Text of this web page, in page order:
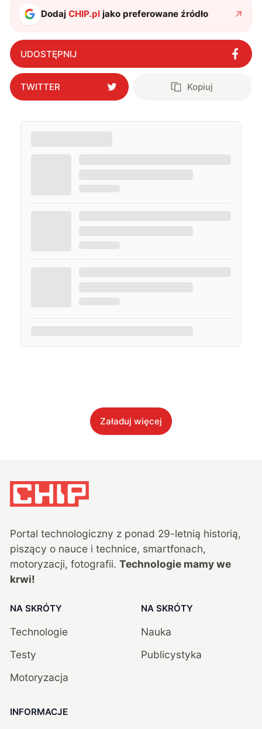
DodajCHIP.pl jako preferowane źródło
UDOSTĘPNIJ
TWITTER Kopiuj
Załaduj więcej
Portal technologiczny z ponad 29-letnią historią,
piszący o nauce i technice, smartfonach,
motoryzacji, fotografii. Technologie mamy we
krwi!
NA SKRÓTY
Technologie
Testy
Motoryzacja
NA SKRÓTY
Nauka
Publicystyka
INFORMACJE